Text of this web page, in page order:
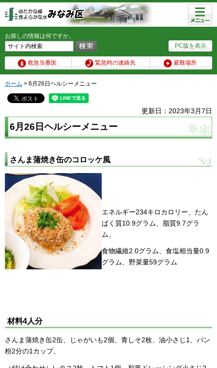
PC版を表示
お探しの情報は何ですか。
救急当番医 緊急時の連絡先 避難場所
メニュ
ー
ホーム > 6月26日ヘルシーメニュー
更新日：2023年3月7日
6月26日ヘルシーメニュー
さんま蒲焼き缶のコロッケ風
エネルギー234キロカロリー、たん
ぱく質10.9グラム、脂質9.7グラ
ム、
食物繊維2.0グラム、食塩相当量0.9
グラム、野菜量59グラム
材料4人分
さんま蒲焼き缶2缶、じゃがいも2個、青しそ2枚、油小さじ1、パン
粉2分の1カップ、